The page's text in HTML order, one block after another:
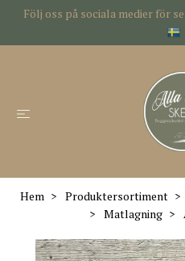
Följ oss på sociala medier för
Hem Produktersortiment
Matlagning